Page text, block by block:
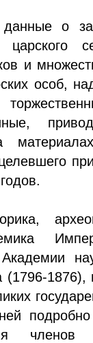
о
и
особ,
Академии
1876),
членов